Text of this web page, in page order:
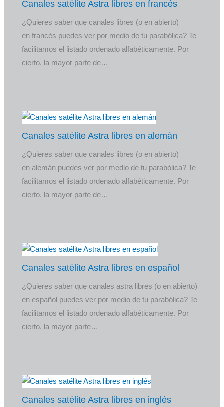
Canales satélite Astra libres en francés
¿Quieres saber que canales libres (o en abierto)
en francés puedes ver por medio de tu parabólica? Te
facilitamos el listado ordenado alfabéticamente. Por
cierto, la mayor parte de…
Canales satélite Astra libres en alemán
¿Quieres saber que canales libres (o en abierto)
en alemán puedes ver por medio de tu parabólica? Te
facilitamos el listado ordenado alfabéticamente. Por
cierto, la mayor parte de…
Canales satélite Astra libres en español
¿Quieres saber que canales astra libres (o en abierto)
en español puedes ver por medio de tu parabólica? Te
facilitamos el listado ordenado alfabéticamente. Por
cierto, la mayor parte…
Canales satélite Astra libres en inglés